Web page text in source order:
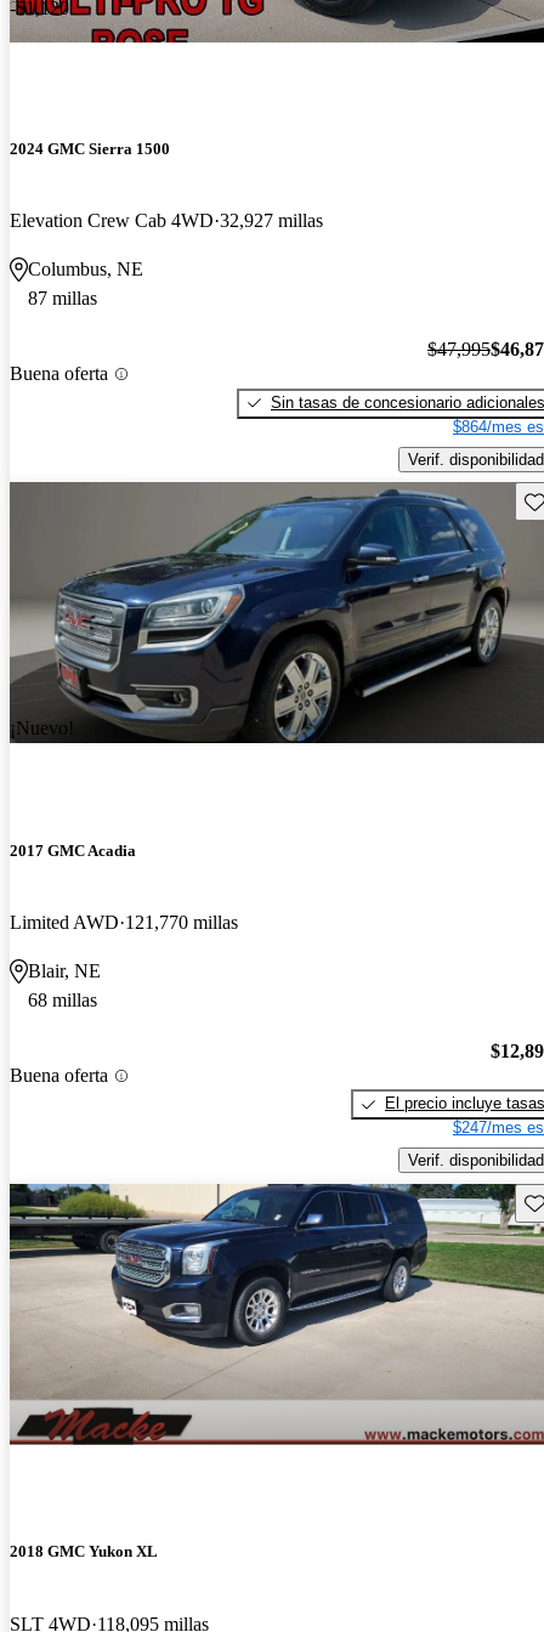
-$1,120
2024 GMC Sierra 1500
Elevation Crew Cab 4WD 32,927 millas
Columbus, NE
87 millas
Buena oferta
$47,995
Sin tasas de concesionario adicionales
$864/mes
Verif. disponibilidad
¡Nuevo!
2017 GMC Acadia
Limited AWD 121,770 millas
Blair, NE
68 millas
Buena oferta
El precio incluye tasas
$247/mes
Verif. disponibilidad
2018 GMC Yukon XL
SLT 4WD 118,095 millas